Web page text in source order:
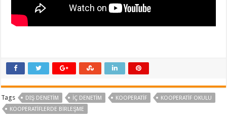
Tags DIŞ DENETIM İÇ DENETİM KOOPERATIF
KOOPERATIF OKULU
KOOPERATIFLERDE BIRLEŞME